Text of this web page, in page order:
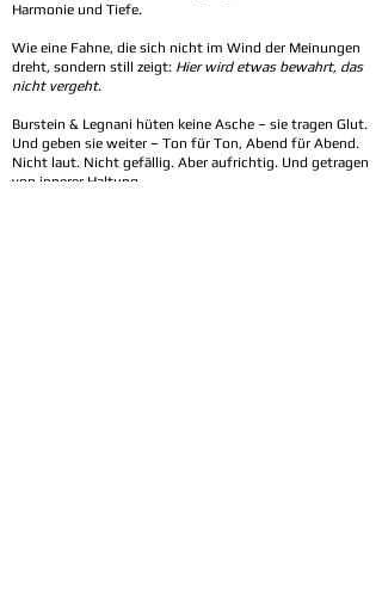
Harmonie und Tiefe.
Wie eine Fahne, die sich nicht im Wind der Meinungen
dreht, sondern still zeigt: Hier wird etwas bewahrt, das
nicht vergeht.
Burstein & Legnani hüten keine Asche – sie tragen Glut.
Und geben sie weiter – Ton für Ton, Abend für Abend.
Nicht laut. Nicht gefällig. Aber aufrichtig. Und getragen
von innerer Haltung.